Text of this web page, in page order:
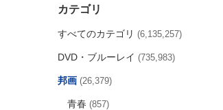
カテゴリ
すべてのカテゴリ (6,135,257)
DVD・ブルーレイ (735,983)
邦画 (26,379)
青春 (857)